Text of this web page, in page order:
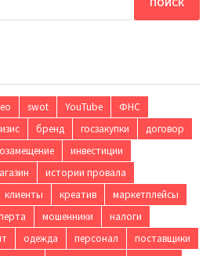
swot YouTube
ФНС
бренд госзакупки
договор
инвестиции
истории провала
клиенты креатив
маркетплейсы
мошенники
налоги
одежда персонал
поставщики